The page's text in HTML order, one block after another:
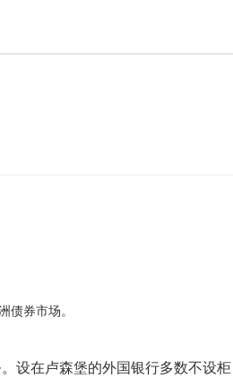
债券市场。
设在卢森堡的外国银行多数不设柜